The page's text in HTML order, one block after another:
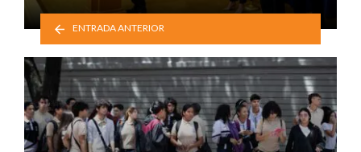
ENTRADA ANTERIOR